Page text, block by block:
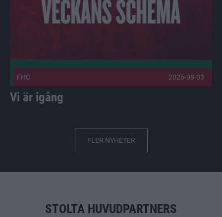
FHC 2026-08-03
Vi är igång
FLER NYHETER
STOLTA HUVUDPARTNERS